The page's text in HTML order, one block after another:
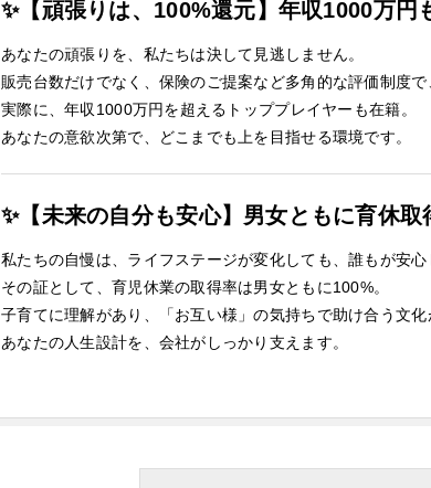
✨【頑張りは、100%還元】年収1000万
あなたの頑張りを、私たちは決して見逃しません。
販売台数だけでなく、保険のご提案など多角的な評価制度
実際に、年収1000万円を超えるトッププレイヤーも在籍。
あなたの意欲次第で、どこまでも上を目指せる環境です。
✨【未来の自分も安心】男女ともに育休取
私たちの自慢は、ライフステージが変化しても、誰もが安心
その証として、育児休業の取得率は男女ともに100%。
子育てに理解があり、「お互い様」の気持ちで助け合う文化
あなたの人生設計を、会社がしっかり支えます。